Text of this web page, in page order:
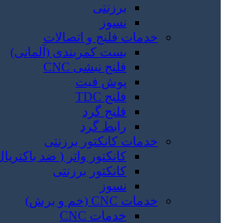
برزنتی
نسوز
خدمات فلنج و اتصالات
بست کمربندی (آلمانی)
فلنج نبشی CNC
پوش فیت
فلنج TDC
فلنج گرد
رابط گرد
خدمات کانکتور برزنتی
کانکتور واتر ( ضد
کانکتور برزنتی
نسوز
خدمات CNC (خم و برش)
خدمات CNC